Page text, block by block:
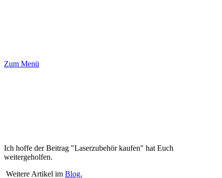
Zum Menü
Ich hoffe der Beitrag "Laserzubehör kaufen" hat Euch
weitergeholfen.
Weitere Artikel im Blog.